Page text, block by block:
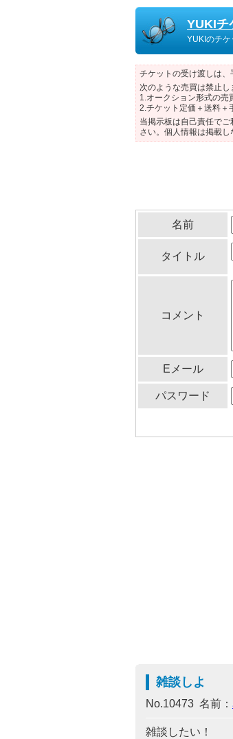
YUKIチ
YUKIのチケ
チケットの受け渡しは、
次のような売買は禁止し
1.オークション形式の売
2.チケット定価＋送料＋
当掲示板は自己責任で
さい。個人情報は掲載し
名前
タイトル
コメント
Eメール
パスワード
雑談しよ
No.10473 名前：
雑談したい！